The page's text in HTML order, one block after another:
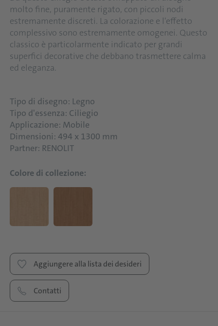
molto fine, puramente rigato, con piccoli nodi
estremamente discreti. La colorazione e l'effetto
complessivo sono estremamente omogenei. Questo
classico è particolarmente indicato per grandi
superfici decorative che debbano trasmettere calma
ed eleganza.
Tipo di disegno: Legno
Tipo d'essenza: Ciliegio
Applicazione: Mobile
Dimensioni: 494 x 1300 mm
Partner: RENOLIT
Colore di collezione:
Aggiungere alla lista dei desideri
Contatti